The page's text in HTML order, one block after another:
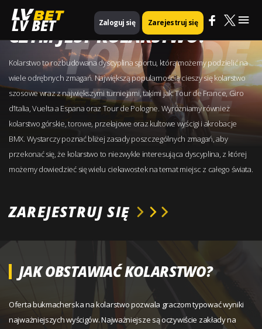
LV BET Zaloguj się Zarejestruj się
CZYM JEST KOLARSTWO?
Kolarstwo to rozbudowana dyscyplina sportu, którą możemy podzielić na
wiele odrębnych zmagań. Największą popularnością cieszy się kolarstwo
szosowe wraz z największymi turniejami, takimi jak: Tour de France, Giro
d’Italia, Vuelta a Espana oraz Tour de Pologne. Wyróżniamy również
kolarstwo górskie, torowe, przełajowe oraz kultowe wyścigi i akrobacje
BMX. Wystarczy poznać bliżej zasady poszczególnych zmagań, aby
przekonać się, że kolarstwo to niezwykle interesująca dyscyplina, z której
możemy dowiedzieć się wielu ciekawostek na temat miejsc z całego świata.
ZAREJESTRUJ SIĘ
JAK OBSTAWIAĆ KOLARSTWO?
Oferta bukmacherska na kolarstwo pozwala graczom typować wyniki
najważniejszych wyścigów. Najważniejsze są oczywiście zakłady na